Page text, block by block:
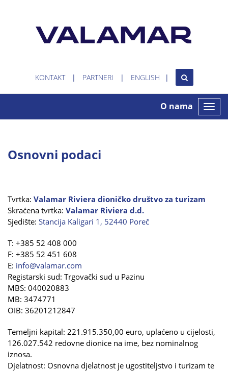
KONTAKT PARTNERI ENGLISH
Toggle
O nama
Osnovni podaci
Tvrtka: Valamar Riviera dioničko društvo za turizam
Skraćena tvrtka: Valamar Riviera d.d.
Sjedište: Stancija Kaligari 1, 52440 Poreč
T: +385 52 408 000
F: +385 52 451 608
E: info@valamar.com
Registarski sud: Trgovački sud u Pazinu
MBS: 040020883
MB: 3474771
OIB: 36201212847
Temeljni kapital: 221.915.350,00 euro, uplaćeno u cijelosti,
126.027.542 redovne dionice na ime, bez nominalnog
iznosa.
Djelatnost: Osnovna djelatnost je ugostiteljstvo i turizam te